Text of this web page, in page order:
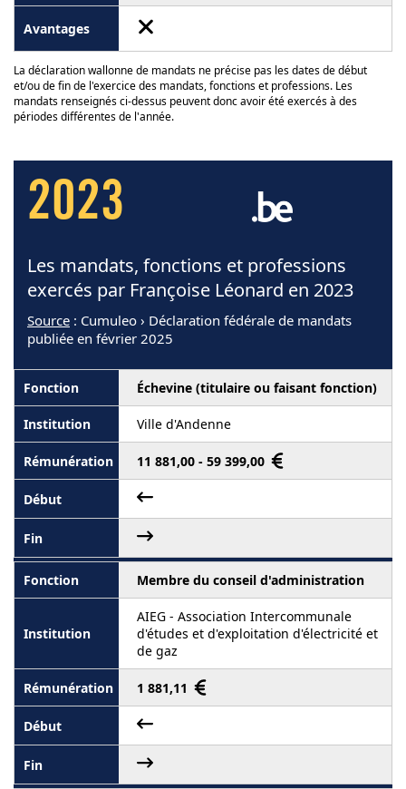
La déclaration wallonne de mandats ne précise pas les dates de début
et/ou de fin de l'exercice des mandats, fonctions et professions. Les
mandats renseignés ci-dessus peuvent donc avoir été exercés à des
périodes différentes de l'année.
2023
Les mandats, fonctions et professions
exercés par Françoise Léonard en 2023
Source : Cumuleo › Déclaration fédérale de mandats
publiée en février 2025
Échevine (titulaire ou faisant fonction)
Ville d'Andenne
11 881,00 - 59 399,00
Membre du conseil d'administration
AIEG - Association Intercommunale
d'études et d'exploitation d'électricité et
de gaz
1 881,11